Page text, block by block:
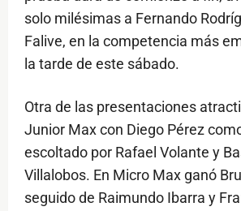
solo milésimas a Fernando
Falive, en la competencia más
la tarde de este sábado.
Otra de las presentaciones
Junior Max con Diego Pérez
escoltado por Rafael Volante y
Villalobos. En Micro Max ganó
seguido de Raimundo Ibarra y